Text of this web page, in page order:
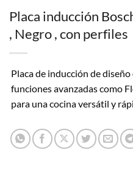
Placa inducción
, Negro , con perfiles
Placa de inducción de
funciones avanzadas como
para una cocina versátil y